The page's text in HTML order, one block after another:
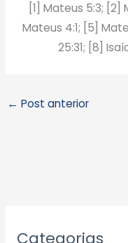
[1] Mateus 5:3; [2]
Mateus 4:1; [5]
25:31; [8]
← Post anterior
Categorias
r